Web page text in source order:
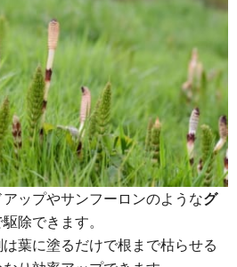
ップやサンフーロンのようなグ
除できます。
は葉に塗るだけで根まで枯らせる